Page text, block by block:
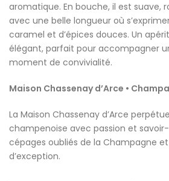
aromatique. En bouche, il est suave,
avec une belle longueur où
caramel et d’épices douces. Un
élégant, parfait pour accompagner
moment de convivialité.
Maison Chassenay d’Arce •
La Maison Chassenay d’Arce
champenoise avec passion et
cépages oubliés de la Champagne
d’exception.